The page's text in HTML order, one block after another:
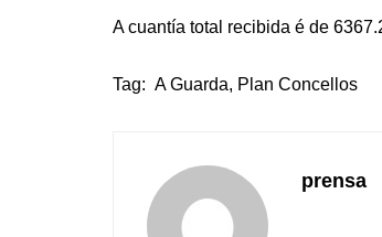
A cuantía total recibida é de
Tag: A Guarda, Plan Concellos
prensa